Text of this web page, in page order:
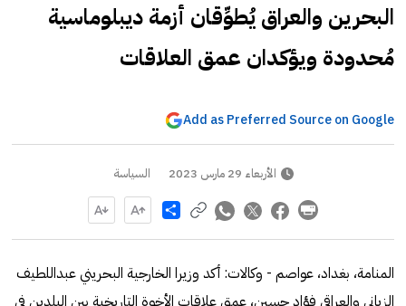
البحرين والعراق يُطوِّقان أزمة ديبلوماسية
مُحدودة ويؤكدان عمق العلاقات
Add as Preferred Source on Google
الأربعاء 29 مارس 2023 السياسة
Share
المنامة، بغداد، عواصم - وكالات: أكد وزيرا الخارجية البحريني عبداللطيف
الزياني والعراقي فؤاد حسين، عمق علاقات الأخوة التاريخية بين البلدين في